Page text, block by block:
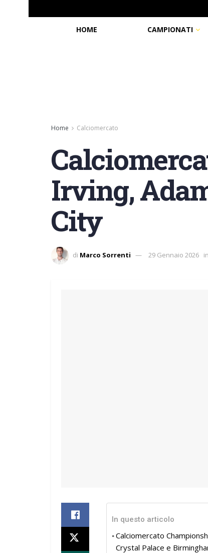
HOME CAMPIONATI
Home Calciomercato
Irving,
City
di Marco Sorrenti 29 Gennaio 2026 in
In questo articolo
Calciomercato
Crystal Palace e